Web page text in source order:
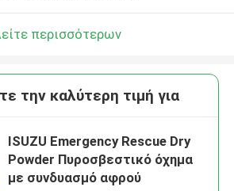
περισσότερων
την καλύτερη τιμή για
ISUZU Emergency Rescue Dry
Powder Πυροσβεστικό όχημα
με συνδυασμό αφρού